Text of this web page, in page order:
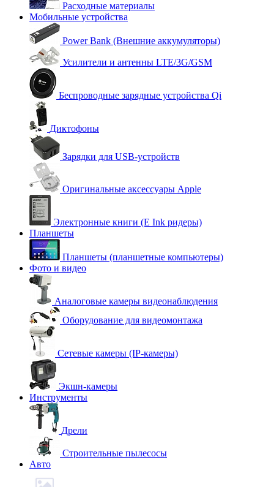
Расходные материалы
Мобильные устройства
Power Bank (Внешние аккумуляторы)
Усилители и антенны LTE/3G/GSM
Беспроводные зарядные устройства Qi
Диктофоны
Зарядки для USB-устройств
Оригинальные аксессуары Apple
Электронные книги (E Ink ридеры)
Планшеты
Планшеты (планшетные компьютеры)
Фото и видео
Аналоговые камеры видеонаблюдения
Оборудование для видеомонтажа
Сетевые камеры (IP-камеры)
Экшн-камеры
Инструменты
Дрели
Строительные пылесосы
Авто